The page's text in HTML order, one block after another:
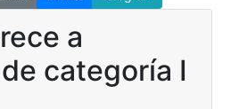
a
categoría I